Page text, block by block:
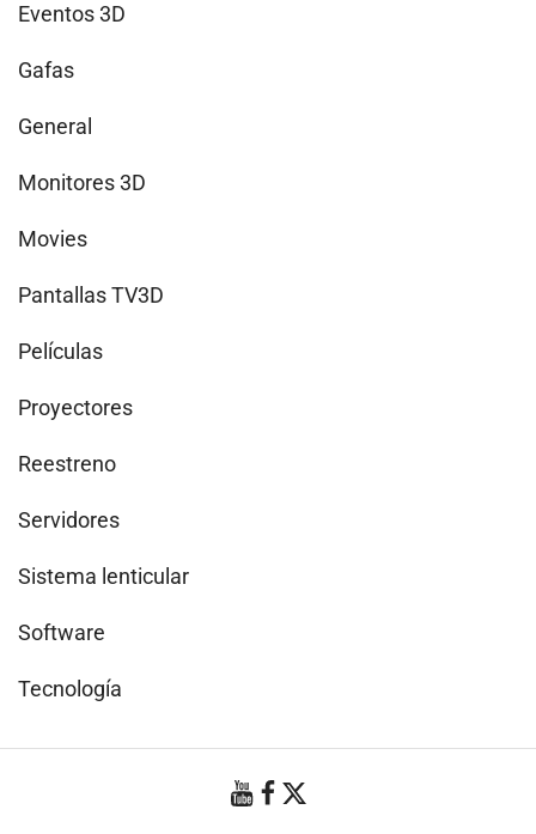
Eventos 3D
Gafas
General
Monitores 3D
Movies
Pantallas TV3D
Películas
Proyectores
Reestreno
Servidores
Sistema lenticular
Software
Tecnología